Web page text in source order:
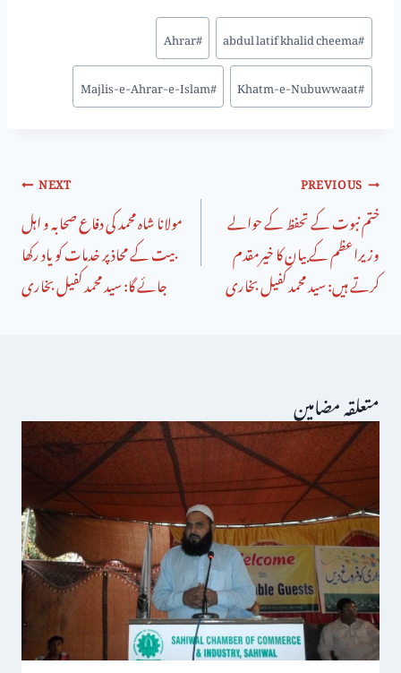
#
abdul latif khalid cheema
#
Ahrar
#
Khatm-e-Nubuwwaat
#
Majlis-e-Ahrar-e-Islam
PREVIOUS
ختم نبوت کے تحفظ کے حوالے
وزیراعظم کے بیان کا خیرمقدم
کرتے ہیں: سید محمد کفیل بخاری
NEXT
مولانا شاہ محمد کی دفاع صحابہ و اہل
بیت کے محاذ پر خدمات کو یاد رکھا
جائے گا: سید محمد کفیل بخاری
متعلقہ مضامین